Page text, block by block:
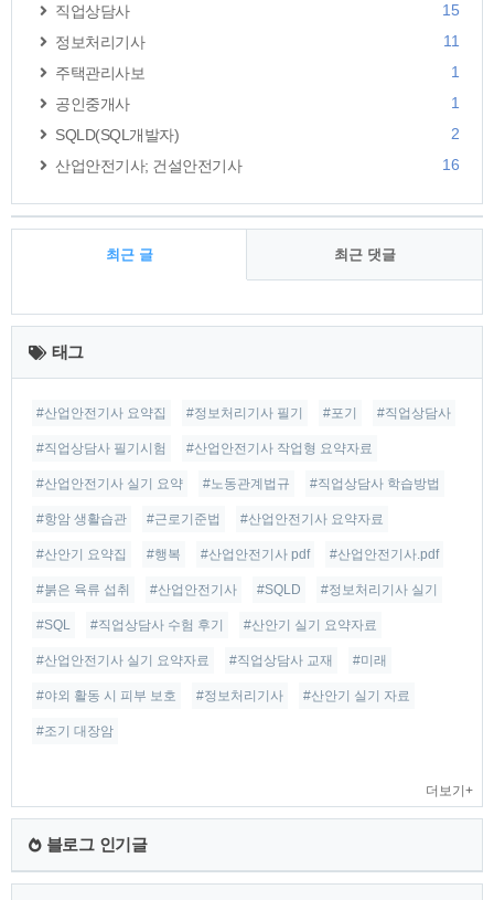
직업상담사
15
정보처리기사
11
주택관리사보
1
공인중개사
1
SQLD(SQL개발자)
2
산업안전기사; 건설안전기사
16
최근 글 최근 댓글
최
근
글
태그
#산업안전기사 요약집 #정보처리기사 필기 #포기 #직업상담사
#직업상담사 필기시험 #산업안전기사 작업형 요약자료
#산업안전기사 실기 요약 #노동관계법규 #직업상담사 학습방법
#항암 생활습관 #근로기준법 #산업안전기사 요약자료
#산안기 요약집 #행복 #산업안전기사 pdf #산업안전기사.pdf
#붉은 육류 섭취 #산업안전기사 #SQLD #정보처리기사 실기
#SQL #직업상담사 수험 후기 #산안기 실기 요약자료
#산업안전기사 실기 요약자료 #직업상담사 교재 #미래
#야외 활동 시 피부 보호 #정보처리기사 #산안기 실기 자료
#조기 대장암
더보기+
블로그 인기글